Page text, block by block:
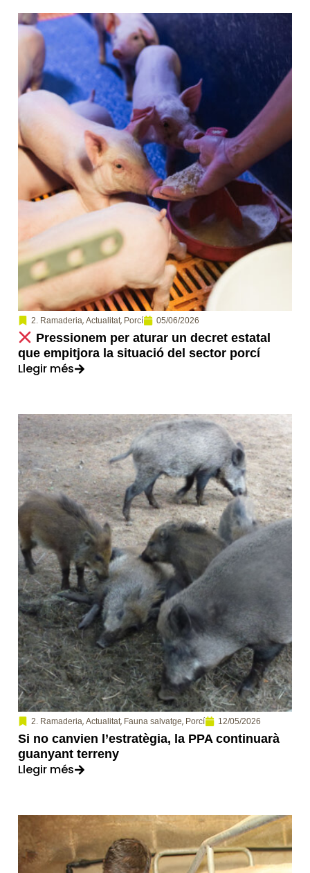
2. Ramaderia, Actualitat, Porcí 05/06/2026
Pressionem per aturar un decret estatal
que empitjora la situació del sector porcí
Llegir més
2. Ramaderia, Actualitat, Fauna salvatge, Porcí 12/05/2026
Si no canvien l’estratègia, la PPA continuarà
guanyant terreny
Llegir més